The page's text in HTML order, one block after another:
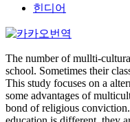
힌디어
The number of mullti-
school. Sometimes their
This study focuses on a
some advantages of
bond of religious